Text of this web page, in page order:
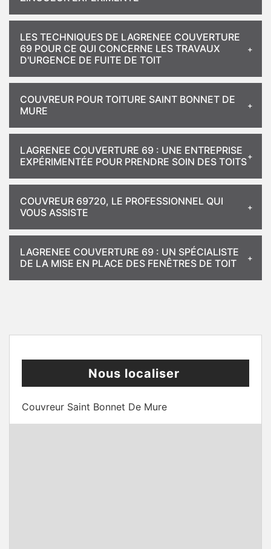
LES TECHNIQUES DE LAGRENEE COUVERTURE
69 POUR CE QUI CONCERNE LES TRAVAUX
D'URGENCE DE FUITE DE TOIT
COUVREUR POUR TOITURE SAINT BONNET DE
MURE
LAGRENEE COUVERTURE 69 : UNE ENTREPRISE
EXPÉRIMENTÉE POUR PRENDRE SOIN DES TOITS
COUVREUR 69720, LE PROFESSIONNEL QUI
VOUS ASSISTE
LAGRENEE COUVERTURE 69 : UN SPÉCIALISTE
DE LA MISE EN PLACE DES FENÊTRES DE TOIT
Nous localiser
Couvreur Saint Bonnet De Mure